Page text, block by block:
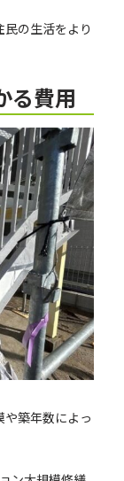
の生活をより
る費用
築年数によっ